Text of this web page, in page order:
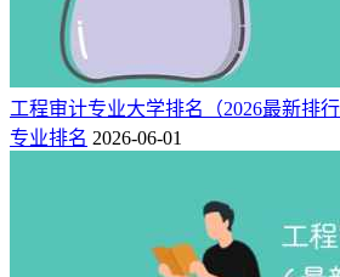
工程审计专业大学排名（2026最新排行
专业排名 2026-06-01